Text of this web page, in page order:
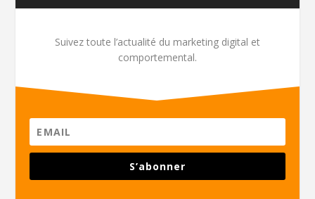
Suivez toute l’actualité du marketing digital et
comportemental.
S’abonner